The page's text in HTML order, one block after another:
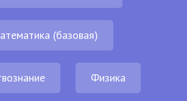
(базовая)
Физика